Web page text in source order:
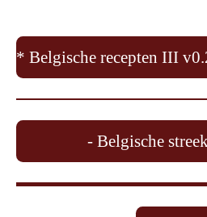
* Belgische recepten III
- Belgische